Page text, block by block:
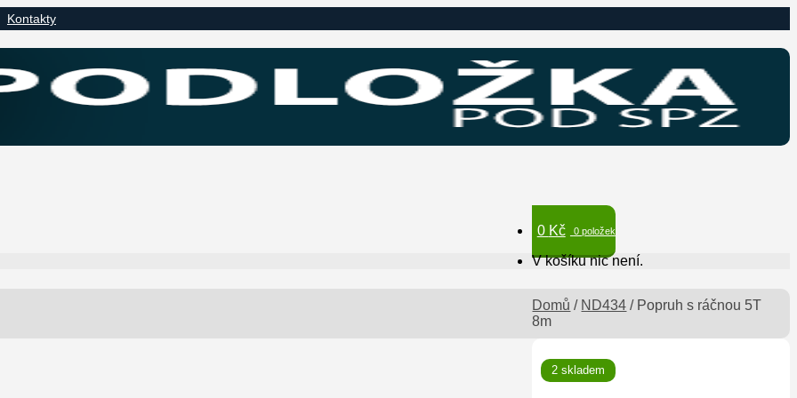
Kontakty
0 Kč 0 položek
V košíku nic není.
Domů / ND434 / Popruh s ráčnou 5T
8m
🔍
2 skladem